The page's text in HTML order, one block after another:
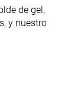
de gel,
y nuestro